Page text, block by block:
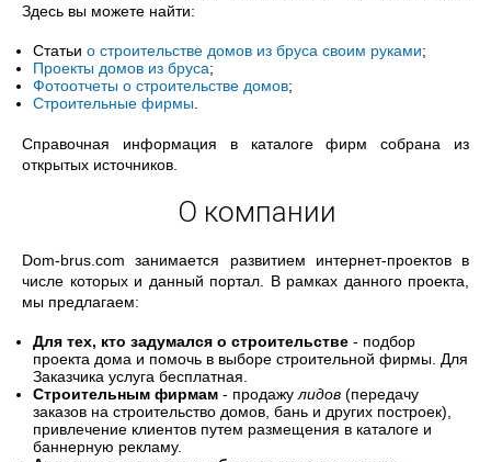
Здесь вы можете найти:
Статьи о строительстве домов из бруса своим руками;
Проекты домов из бруса;
Фотоотчеты о строительстве домов;
Строительные фирмы
Справочная информация в каталоге фирм собрана из
открытых источников.
О компании
Dom-brus.com занимается развитием интернет-проектов в
числе которых и данный портал. В рамках данного проекта,
мы предлагаем:
Для тех, кто задумался о строительстве - подбор
проекта дома и помочь в выборе строительной фирмы. Для
Заказчика услуга бесплатная.
Строительным фирмам - продажу лидов (передачу
заказов на строительство домов, бань и других построек),
привлечение клиентов путем размещения в каталоге и
баннерную рекламу.